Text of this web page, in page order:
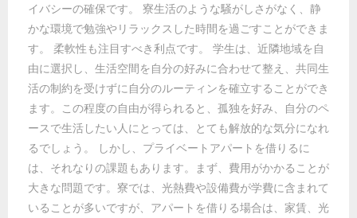
イバシーの確保です。 寮生活のような騒がしさがなく、静
かな環境で勉強やリラックスした時間を過ごすことができま
す。 柔軟性も注目すべき利点です。 学生は、近隣地域を自
由に選択し、生活空間を自分の好みに合わせて整え、共同生
活の制約を受けずに自分のルーティンを確立することができ
ます。この程度の自由が得られると、孤独を好み、自分のペ
ースで生活したい人にとっては、とても解放的な気分になれ
るでしょう。 しかし、プライベートアパートを借りるに
は、それなりの課題もあります。まず、費用がかかることが
大きな問題です。寮では、光熱費や設備費が学費に含まれて
いることが多いですが、アパートを借りる場合は、家賃、光